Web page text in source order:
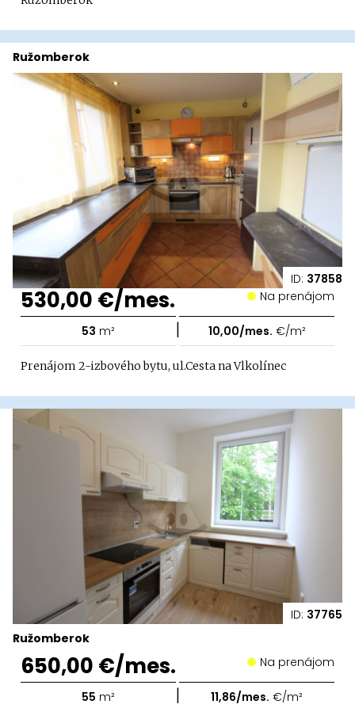
ID: 37858
Ružomberok
530,00 €/mes. Na prenájom
53 m² | 10,00/mes. €/m²
Prenájom 2-izbového bytu, ul.Cesta na Vlkolínec
ID: 37765
Ružomberok
650,00 €/mes. Na prenájom
55 m² | 11,86/mes. €/m²